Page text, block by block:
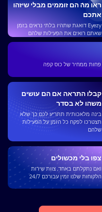
ראו מה הם זוממים מבלי שיזהו
אתכם
Eyezy דואגת שתהיו בלתי נראים בזמן
שאתם רואים את הפעילות שלהם
קבלו התראה אם ​​הם עושים
משהו לא בסדר
בינה מלאכותית תתריע לכם כך שלא
תצטרכו לפקח כל הזמן על הפעילות
שלהם
צפו בלי מכשולים
ואם נתקלתם באחד, צוות שירות
הלקוחות שלנו זמין עבורכם 24/7